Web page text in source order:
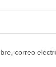
correo